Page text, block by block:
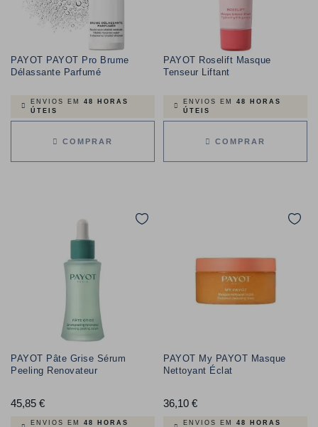
PAYOT PAYOT Pro Brume
Délassante Parfumé
ENVIOS EM 48 HORAS
ÚTEIS
COMPRAR
PAYOT Roselift Masque
Tenseur Liftant
ENVIOS EM 48 HORAS
ÚTEIS
COMPRAR
PAYOT Pâte Grise Sérum
Peeling Renovateur
45,85 €Preço
ENVIOS EM 48 HORAS
PAYOT My PAYOT Masque
Nettoyant Éclat
36,10 €Preço
ENVIOS EM 48 HORAS